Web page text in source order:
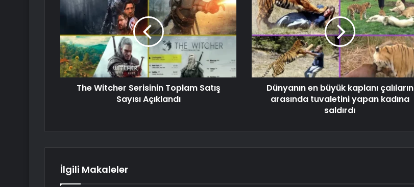
The Witcher Serisinin Toplam Satış
Sayısı Açıklandı
Dünyanın en büyük kaplanı çalıların
arasında tuvaletini yapan kadına
saldırdı
İlgili Makaleler